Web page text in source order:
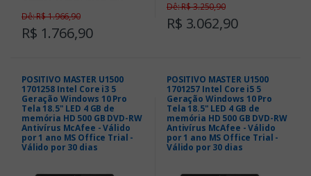
R$ 1.766,90
Dê: R$ 1.966,90 R$ 3.062,90
Dê: R$ 3.250,90
POSITIVO MASTER U1500
1701258 Intel Core i3 5
Geração Windows 10 Pro
Tela 18.5" LED 4 GB de
memória HD 500 GB DVD-RW
Antivírus McAfee - Válido
por 1 ano MS Office Trial -
Válido por 30 dias
POSITIVO MASTER U1500
1701257 Intel Core i5 5
Geração Windows 10 Pro
Tela 18.5" LED 4 GB de
memória HD 500 GB DVD-RW
Antivírus McAfee - Válido
por 1 ano MS Office Trial -
Válido por 30 dias